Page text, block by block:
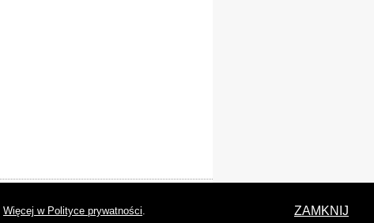
Więcej w Polityce prywatności. ZAMKNIJ